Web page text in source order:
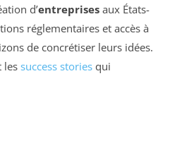
d’entreprises aux États-
réglementaires et accès à
de concrétiser leurs idées.
lessuccess stories qui